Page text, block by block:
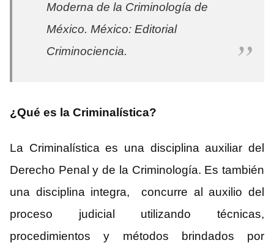
Moderna de la Criminología de
México. México: Editorial
Criminociencia.
¿Qué es la Criminalística?
La Criminalística es una disciplina auxiliar del
Derecho Penal y de la Criminología. Es también
una disciplina integra, concurre al auxilio del
proceso judicial utilizando técnicas,
procedimientos y métodos brindados por